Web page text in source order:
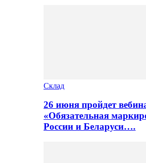
Склад
26 июня пройдет
«Обязательная
России и Беларуси….